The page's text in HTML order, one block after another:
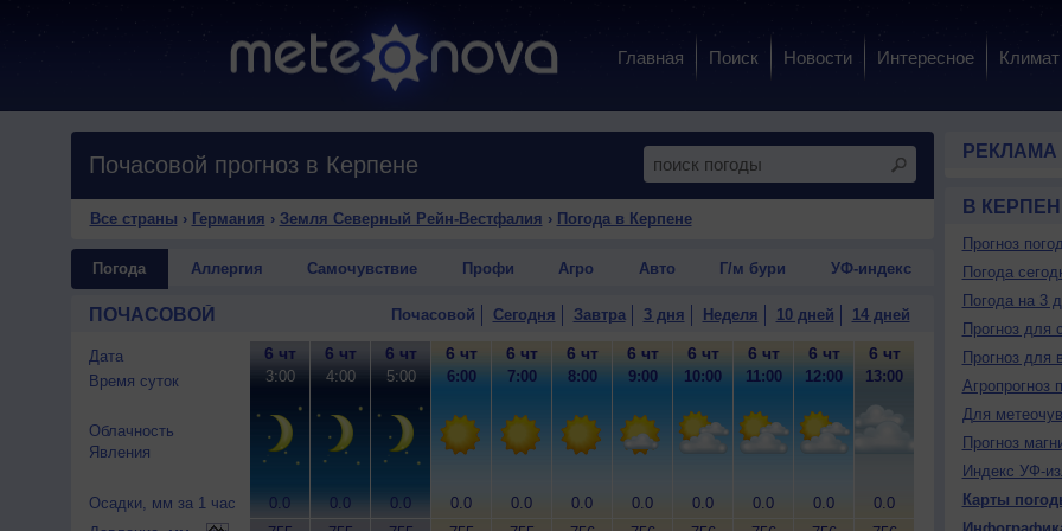
Главная Поиск Новости Интересное Климат
Почасовой прогноз в Керпене
Все страны › Германия › Земля Северный Рейн-Вестфалия › Погода в Керпене
Погода Аллергия Самочувствие Профи Агро Авто Г/м бури УФ-индекс
ПОЧАСОВОЙ Почасовой Сегодня Завтра 3 дня Неделя 10 дней 14 дней
Дата
Время суток
Облачность
Явления
Осадки, мм за 1 час
6 чт
3:00
0.0
6 чт
4:00
0.0
6 чт
5:00
0.0
6 чт
6:00
0.0
6 чт
7:00
0.0
6 чт
8:00
0.0
6 чт
9:00
0.0
6 чт
10:00
0.0
6 чт
11:00
0.0
6 чт
12:00
0.0
6 чт
13:00
0.0
6 чт
0.0
6
РЕКЛАМА
В
Прогноз
Погода
Погода на 3
Прогноз для
Прогноз для
Агропрогноз
Для
Прогноз
Индекс УФ-
Карты